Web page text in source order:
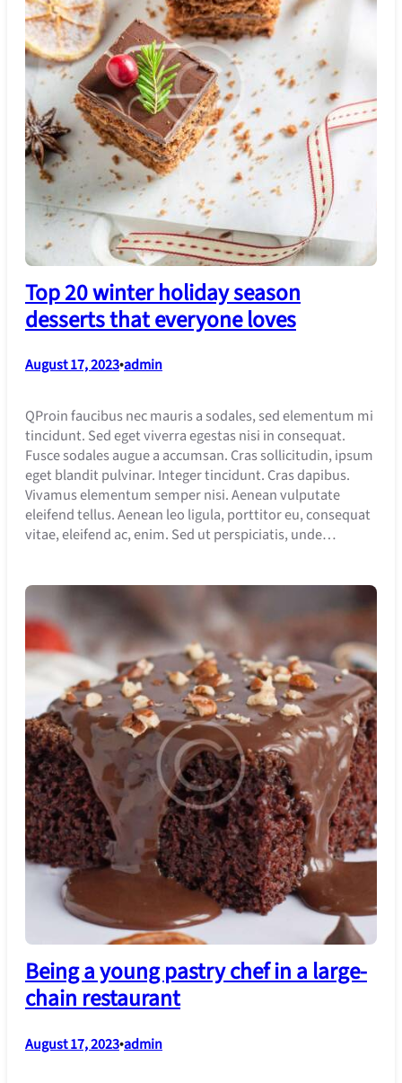
Top 20 winter holiday season
desserts that everyone loves
August 17, 2023•admin
QProin faucibus nec mauris a sodales, sed elementum mi
tincidunt. Sed eget viverra egestas nisi in consequat.
Fusce sodales augue a accumsan. Cras sollicitudin, ipsum
eget blandit pulvinar. Integer tincidunt. Cras dapibus.
Vivamus elementum semper nisi. Aenean vulputate
eleifend tellus. Aenean leo ligula, porttitor eu, consequat
vitae, eleifend ac, enim. Sed ut perspiciatis, unde…
Being a young pastry chef in a large-
chain restaurant
August 17, 2023•admin